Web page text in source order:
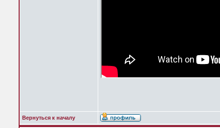
Вернуться к началу